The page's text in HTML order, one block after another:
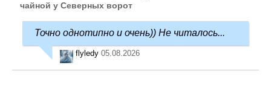
чайной у Северных ворот
Точно однотипно и очень)) Не читалось...
flyledy 05.08.2026